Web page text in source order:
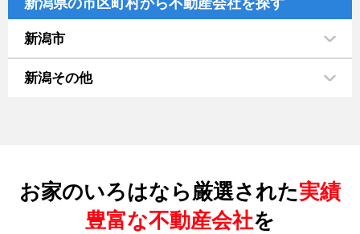
新潟県の市区町村から不動産会社を探す
新潟市
新潟その他
お家のいろはなら厳選された実績
豊富な不動産会社を